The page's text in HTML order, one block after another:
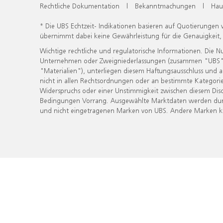
Rechtliche Dokumentation | Bekanntmachungen |
* Die UBS Echtzeit- Indikationen basieren auf
übernimmt dabei keine Gewährleistung für die
Wichtige rechtliche und regulatorische Informationen. Die
Unternehmen oder Zweigniederlassungen (zusammen
"Materialien"), unterliegen diesem Haftungsausschluss
nicht in allen Rechtsordnungen oder an bestimmte
Widerspruchs oder einer Unstimmigkeit zwischen diesem
Bedingungen Vorrang. Ausgewählte Marktdaten werden
und nicht eingetragenen Marken von UBS. Andere Marken